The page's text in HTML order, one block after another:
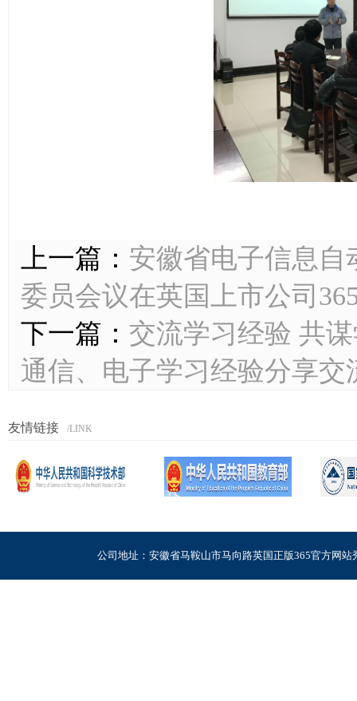
上一篇： 安徽省电子信息自
委员会议在英国上市公司
下一篇： 交流学习经验 共
通信、电子学习经验分享交
友情链接 /LINK
公司地址：安徽省马鞍山市马向路英国正版365官方网